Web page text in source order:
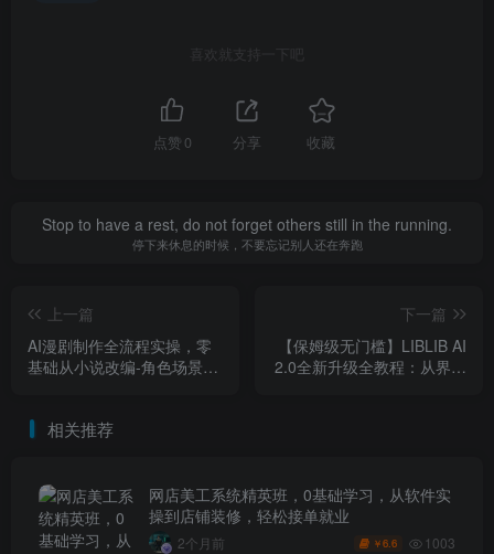
喜欢就支持一下吧
点赞 0 分享 收藏
Stop to have a rest, do not forget others still in the running.
停下来休息的时候，不要忘记别人还在奔跑
上一篇
AI漫剧制作全流程实操，零
基础从小说改编-角色场景-
下一篇
【保姆级无门槛】LIBLIB AI
2.0全新升级全教程：从界面
相关推荐
网店美工系统精英班，0基础学习，从软件实
操到店铺装修，轻松接单就业
2个月前 ￥6.6 1003